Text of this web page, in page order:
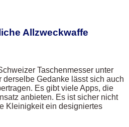
Allzweckwaffe
Taschenmesser unter
derselbe Gedanke lässt sich auch
Es gibt viele Apps, die
anbieten. Es ist sicher nicht
Kleinigkeit ein designiertes